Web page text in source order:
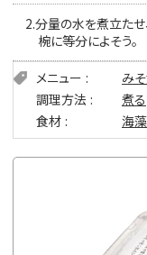
2.分量の水を煮立たせ
椀に等分によそう。
メニュー
み
調理方法
煮る
食材
海